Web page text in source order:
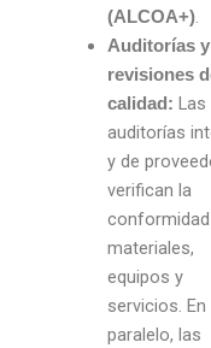
(ALCOA+).
Auditorías y
revisiones
calidad: Las
auditorías
y de
verifican la
materiales,
equipos y
servicios. En
paralelo, las